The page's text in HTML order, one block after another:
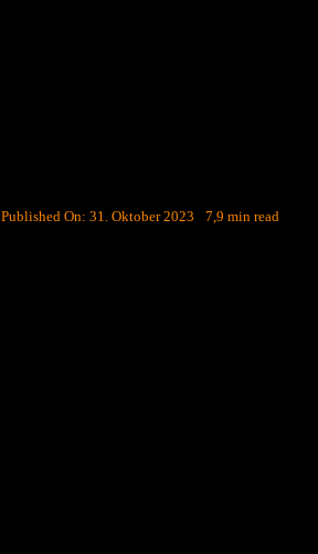
Published On: 31. Oktober 2023 7,9 min read